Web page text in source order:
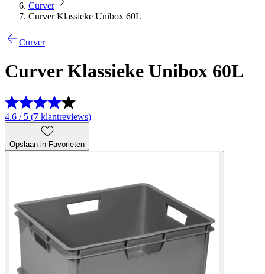
Curver
Curver Klassieke Unibox 60L
Curver
Curver Klassieke Unibox 60L
4.6 / 5 (7 klantreviews)
Opslaan in Favorieten